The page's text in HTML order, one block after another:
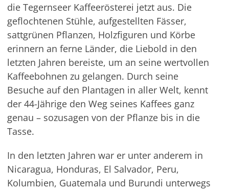
die Tegernseer Kaffeerösterei jetzt aus. Die
geflochtenen Stühle, aufgestellten Fässer,
sattgrünen Pflanzen, Holzfiguren und Körbe
erinnern an ferne Länder, die Liebold in den
letzten Jahren bereiste, um an seine wertvollen
Kaffeebohnen zu gelangen. Durch seine
Besuche auf den Plantagen in aller Welt, kennt
der 44-Jährige den Weg seines Kaffees ganz
genau – sozusagen von der Pflanze bis in die
Tasse.
In den letzten Jahren war er unter anderem in
Nicaragua, Honduras, El Salvador, Peru,
Kolumbien, Guatemala und Burundi unterwegs